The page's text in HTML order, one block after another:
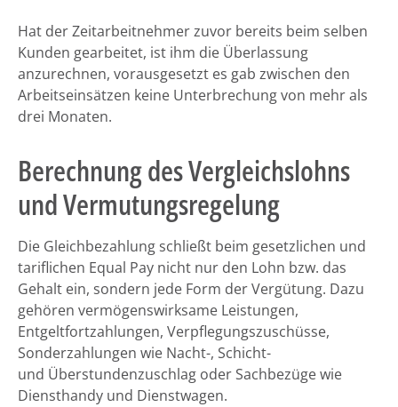
Hat der Zeitarbeitnehmer zuvor bereits beim selben
Kunden gearbeitet, ist ihm die Überlassung
anzurechnen, vorausgesetzt es gab zwischen den
Arbeitseinsätzen keine Unterbrechung von mehr als
drei Monaten.
Berechnung des Vergleichslohns
und Vermutungsregelung
Die Gleichbezahlung schließt beim gesetzlichen und
tariflichen Equal Pay nicht nur den Lohn bzw. das
Gehalt ein, sondern jede Form der Vergütung. Dazu
gehören vermögenswirksame Leistungen,
Entgeltfortzahlungen, Verpflegungszuschüsse,
Sonderzahlungen wie Nacht-, Schicht-
und Überstundenzuschlag oder Sachbezüge wie
Diensthandy und Dienstwagen.